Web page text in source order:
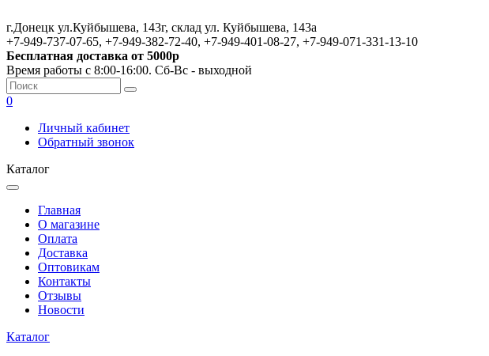
г.Донецк ул.Куйбышева, 143г, склад ул. Куйбышева, 143а
+7-949-737-07-65, +7-949-382-72-40, +7-949-401-08-27, +7-949-071-331-13-10
Бесплатная доставка от 5000р
Время работы с 8:00-16:00. Сб-Вс - выходной
0
Личный кабинет
Обратный звонок
Каталог
Главная
О магазине
Оплата
Доставка
Оптовикам
Контакты
Отзывы
Новости
Каталог